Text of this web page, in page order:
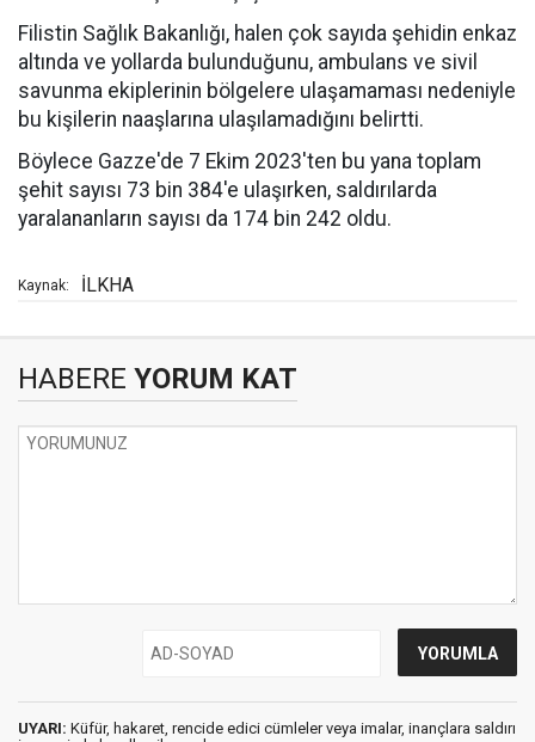
Filistin Sağlık Bakanlığı, halen çok sayıda şehidin enkaz
altında ve yollarda bulunduğunu, ambulans ve sivil
savunma ekiplerinin bölgelere ulaşamaması nedeniyle
bu kişilerin naaşlarına ulaşılamadığını belirtti.
Böylece Gazze'de 7 Ekim 2023'ten bu yana toplam
şehit sayısı 73 bin 384'e ulaşırken, saldırılarda
yaralananların sayısı da 174 bin 242 oldu.
Kaynak: İLKHA
HABERE YORUM KAT
UYARI: Küfür, hakaret, rencide edici cümleler veya imalar, inançlara saldırı